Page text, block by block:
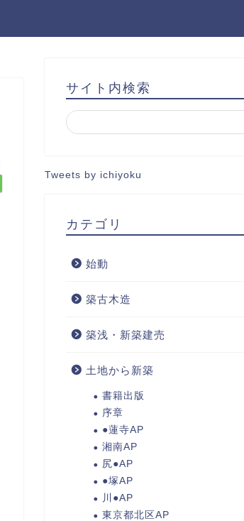
サイト内検索
Tweets by ichiyoku
カテゴリ
始動
築古木造
築浅・新築建売
土地から新築
書籍出版
序章
●蓮寺AP
湘南AP
尻●AP
●塚AP
川●AP
東京都北区AP